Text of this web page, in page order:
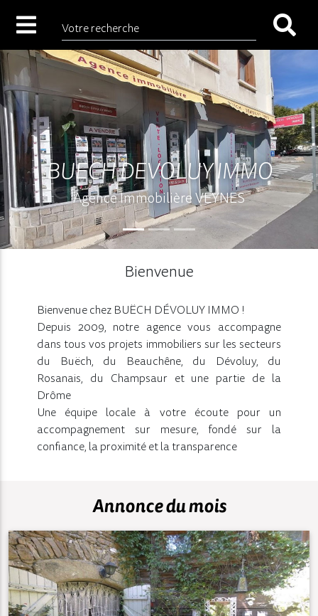
Votre recherche
BUECH DEVOLUY IMMO
Agence Immobilière VEYNES
Bienvenue
Bienvenue chez BUËCH DÉVOLUY IMMO !
Depuis 2009, notre agence vous accompagne
dans tous vos projets immobiliers sur les secteurs
du Buëch, du Beauchêne, du Dévoluy, du
Rosanais, du Champsaur et une partie de la
Drôme
Une équipe locale à votre écoute pour un
accompagnement sur mesure, fondé sur la
confiance, la proximité et la transparence
Annonce du mois